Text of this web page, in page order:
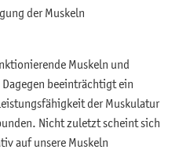
der Muskeln
Muskeln und
beeinträchtigt ein
der Muskulatur
Nicht zuletzt scheint sich
auf unsere Muskeln